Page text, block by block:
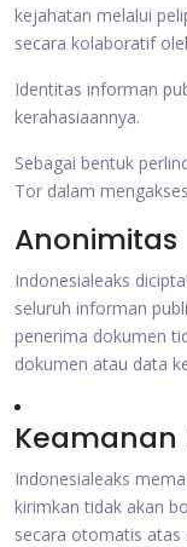
kejahatan melalui
secara kolaboratif
Identitas informan
kerahasiaannya.
Sebagai bentuk
Tor dalam
Anonimitas
Indonesialeaks
seluruh informan
penerima dokumen
dokumen atau data
Keamanan
Indonesialeaks
kirimkan tidak akan
secara otomatis atas